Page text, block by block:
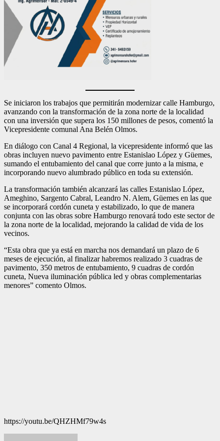
Se iniciaron los trabajos que permitirán modernizar calle Hamburgo,
avanzando con la transformación de la zona norte de la localidad
con una inversión que supera los 150 millones de pesos, comentó la
Vicepresidente comunal Ana Belén Olmos.
En diálogo con Canal 4 Regional, la vicepresidente informó que las
obras incluyen nuevo pavimento entre Estanislao López y Güemes,
sumando el entubamiento del canal que corre junto a la misma, e
incorporando nuevo alumbrado público en toda su extensión.
La transformación también alcanzará las calles Estanislao López,
Ameghino, Sargento Cabral, Leandro N. Alem, Güemes en las que
se incorporará cordón cuneta y estabilizado, lo que de manera
conjunta con las obras sobre Hamburgo renovará todo este sector de
la zona norte de la localidad, mejorando la calidad de vida de los
vecinos.
“Esta obra que ya está en marcha nos demandará un plazo de 6
meses de ejecución, al finalizar habremos realizado 3 cuadras de
pavimento, 350 metros de entubamiento, 9 cuadras de cordón
cuneta, Nueva iluminación pública led y obras complementarias
menores” comento Olmos.
https://youtu.be/QHZHMf79w4s